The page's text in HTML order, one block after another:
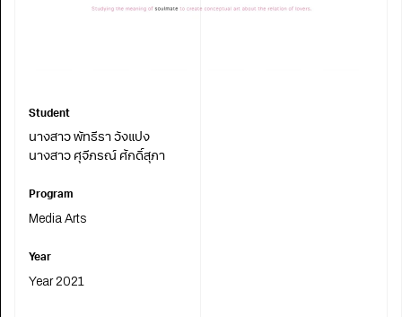
Student
นางสาว พัทธีรา วังแปง
นางสาว ศุจีภรณ์ ศักดิ์สุภา
Program
Media Arts
Year
Year 2021